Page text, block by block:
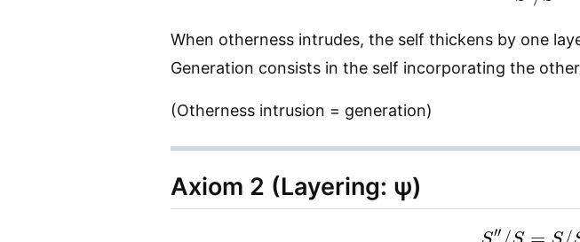
When otherness intrudes, the self thickens by one
Generation consists in the self incorporating the
(Otherness intrusion = generation)
Axiom 2 (Layering: ψ)
S″ =S/